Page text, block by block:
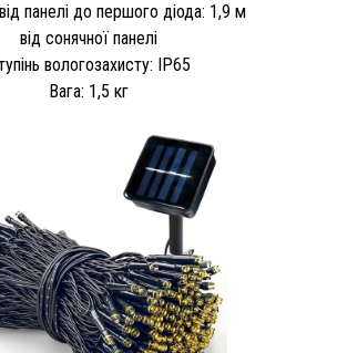
панелі до першого діода: 1,9 м
від сонячної панелі
вологозахисту: IP65
Вага: 1,5 кг